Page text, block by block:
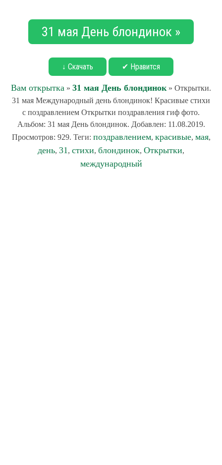
31 мая День блондинок »
↓ Скачать ✔ Нравится
Вам открытка » 31 мая День блондинок » Открытки.
31 мая Международный день блондинок! Красивые стихи
с поздравлением Открытки поздравления гиф фото.
Альбом: 31 мая День блондинок. Добавлен: 11.08.2019.
Просмотров: 929. Теги: поздравлением, красивые, мая,
день, 31 , стихи, блондинок, Открытки,
международный